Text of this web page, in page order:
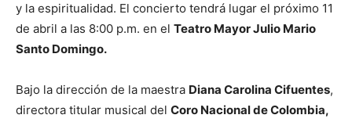
y la espiritualidad. El concierto tendrá lugar el próximo 11
de abril a las 8:00 p.m. en el Teatro Mayor Julio Mario
Santo Domingo.
Bajo la dirección de la maestra Diana Carolina Cifuentes,
directora titular musical del Coro Nacional de Colombia,